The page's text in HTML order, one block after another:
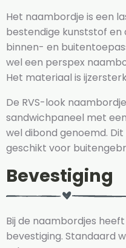
Het naambordje is een
bestendige kunststof
binnen- en
wel een perspex
Het materiaal is
De RVS-look
sandwichpaneel met
wel dibond genoemd.
geschikt voor
Bevestiging
Bij de naambordjes
bevestiging. Standaard